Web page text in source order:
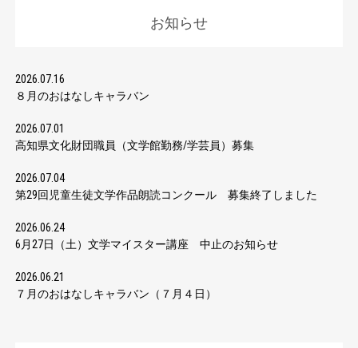
お知らせ
2026.07.16
８月のおはなしキャラバン
2026.07.01
高知県文化財団職員（文学館勤務/学芸員）募集
2026.07.04
第29回児童生徒文学作品朗読コンクール 募集終了しました
2026.06.24
6月27日（土）文学マイスター講座 中止のお知らせ
2026.06.21
７月のおはなしキャラバン（７月４日）